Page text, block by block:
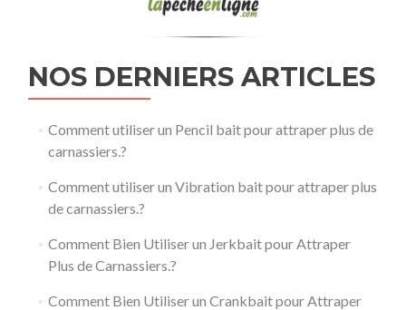
NOS DERNIERS ARTICLES
Comment utiliser un Pencil bait pour attraper plus de
carnassiers.?
Comment utiliser un Vibration bait pour attraper plus
de carnassiers.?
Comment Bien Utiliser un Jerkbait pour Attraper
Plus de Carnassiers.?
Comment Bien Utiliser un Crankbait pour Attraper